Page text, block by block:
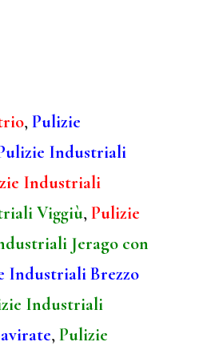
, Pulizie
Industriali
Industriali
Viggiù, Pulizie
Jerago con
Industriali Brezzo
Industriali
, Pulizie